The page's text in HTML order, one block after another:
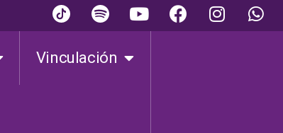
Vinculación